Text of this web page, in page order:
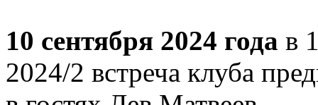
10 сентября 2024 года в
2024/2 встреча клуба